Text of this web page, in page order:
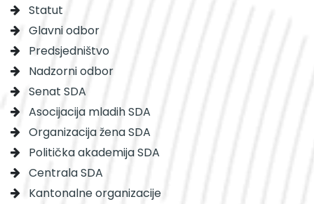
Statut
Glavni odbor
Predsjedništvo
Nadzorni odbor
Senat SDA
Asocijacija mladih SDA
Organizacija žena SDA
Politička akademija SDA
Centrala SDA
Kantonalne organizacije